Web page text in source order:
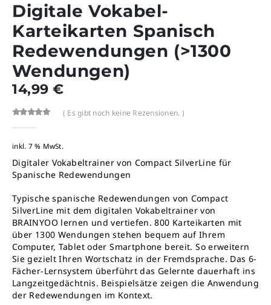
Digitale Vokabel-
Karteikarten Spanisch
Redewendungen (>1300
Wendungen)
14,99€
( Es gibt noch keine Rezensionen. )
inkl. 7 % MwSt.
Digitaler Vokabeltrainer von Compact SilverLine für
Spanische Redewendungen
Typische spanische Redewendungen von Compact
SilverLine mit dem digitalen Vokabeltrainer von
BRAINYOO lernen und vertiefen. 800 Karteikarten mit
über 1300 Wendungen stehen bequem auf Ihrem
Computer, Tablet oder Smartphone bereit. So erweitern
Sie gezielt Ihren Wortschatz in der Fremdsprache. Das 6-
Fächer-Lernsystem überführt das Gelernte dauerhaft ins
Langzeitgedächtnis. Beispielsätze zeigen die Anwendung
der Redewendungen im Kontext.